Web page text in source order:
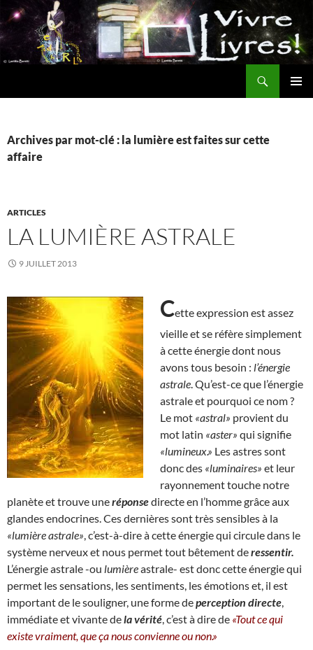
Aller
au
contenu
Archives par mot-clé : la lumière est faites sur cette
affaire
ARTICLES
LA LUMIÈRE ASTRALE
9 JUILLET 2013
Cette expression est assez
vieille et se réfère simplement
à cette énergie dont nous
avons tous besoin : l’énergie
astrale . Qu’est-ce que l’énergie
astrale et pourquoi ce nom ?
Le mot «astral» provient du
mot latin «aster» qui signifie
«lumineux.» Les astres sont
donc des «luminaires» et leur
rayonnement touche notre
planète et trouve uneréponsedirecte en l’homme grâce aux
glandes endocrines. Ces dernières sont très sensibles à la
«lumière astrale» , c’est-à-dire à cette énergie qui circule dans le
système nerveux et nous permet tout bêtement deressentir.
L’énergie astrale -ou lumièreastrale- est donc cette énergie qui
permet les sensations, les sentiments, les émotions et, il est
important de le souligner, une forme deperception directe
immédiate et vivante dela vérité , c’est à dire de «Tout ce qui
existe vraiment, que ça nous convienne ou non.»